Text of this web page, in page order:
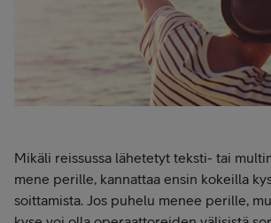
Mikäli reissussa lähetetyt teksti- tai
mene perille, kannattaa ensin kokeilla
soittamista. Jos puhelu menee perille,